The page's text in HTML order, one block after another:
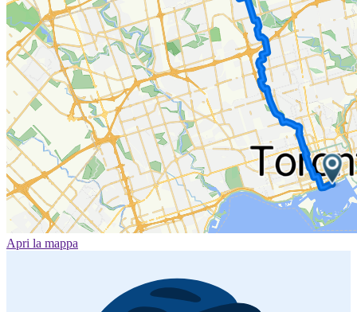
Apri la mappa